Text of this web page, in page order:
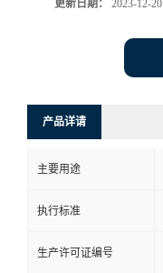
更新日期： 2023-12-20
产品详请
主要用途
执行标准
生产许可证编号